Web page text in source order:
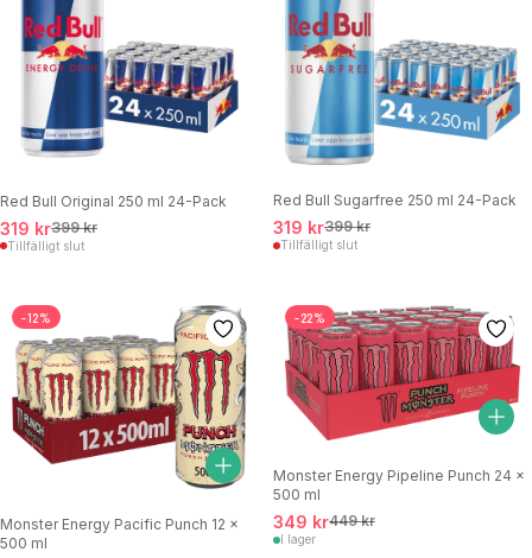
Red Bull Original 250 ml 24-Pack
319 kr399 kr
Tillfälligt slut
Red Bull Sugarfree 250 ml 24-Pack
319 kr399 kr
Tillfälligt slut
-12%
Monster Energy Pacific Punch 12 x
500 ml
-22%
Monster Energy Pipeline Punch 24 x
500 ml
349 kr449 kr
I lager